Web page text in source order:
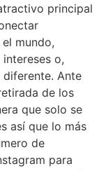
principal
mundo,
o,
diferente. Ante
de los
que solo se
así que lo más
de
para